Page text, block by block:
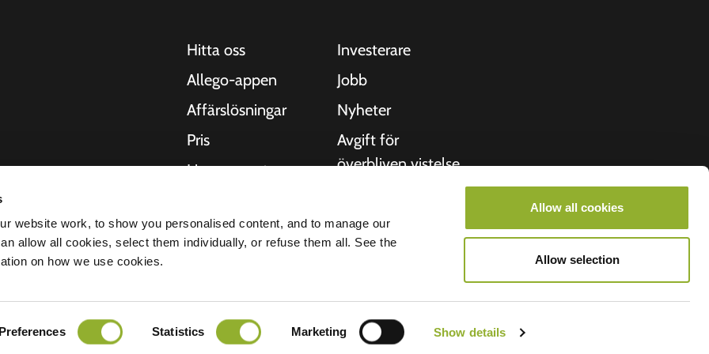
website work, to show you personalised content, and to manage our
allow all cookies, select them individually, or refuse them all. See the
on how we use cookies.
Preferences Statistics Marketing Show details
Allow all cookies
Allow selection
bussar
heltäckande
städer att leverera
som våra
Hitta oss
Allego-appen
Affärslösningar
Pris
Live support
Leverantörer
Investerare
Jobb
Nyheter
Avgift för
överbliven vistelse
Om oss
Alla rättigheter förbehållna © 2026 - Allego B.V.
Ansvarsfriskrivning Cookies